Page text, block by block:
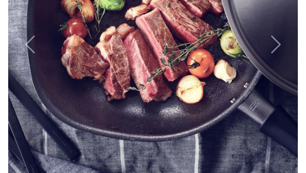
Previous Next